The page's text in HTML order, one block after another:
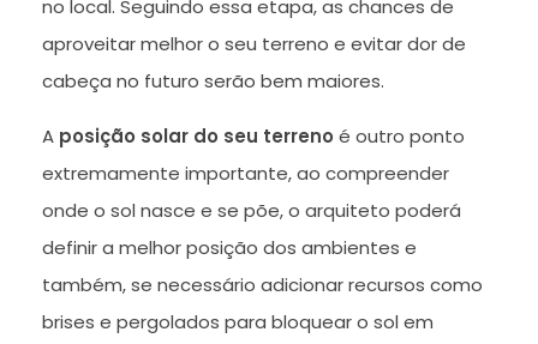
no local. Seguindo essa etapa, as chances de
aproveitar melhor o seu terreno e evitar dor de
cabeça no futuro serão bem maiores.
A posição solar do seu terreno é outro ponto
extremamente importante, ao compreender
onde o sol nasce e se põe, o arquiteto poderá
definir a melhor posição dos ambientes e
também, se necessário adicionar recursos como
brises e pergolados para bloquear o sol em